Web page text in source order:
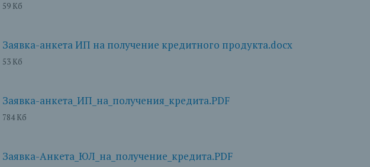
59 Кб
Заявка-анкета ИП на получение кредитного продукта.docx
53 Кб
Заявка-анкета_ИП_на_получения_кредита.PDF
784 Кб
Заявка-Анкета_ЮЛ_на_получение_кредита.PDF